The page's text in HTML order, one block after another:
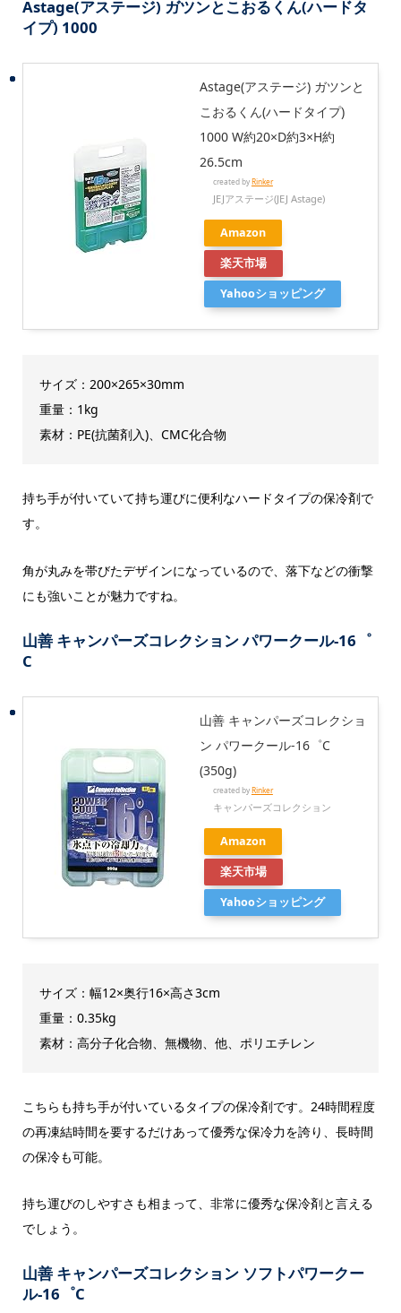
Astage(アステージ) ガツンとこおるくん(ハードタ
イプ) 1000
Astage(アステージ) ガツンと
こおるくん(ハードタイプ)
1000 W約20×D約3×H約
26.5cm
created byRinker
JEJアステージ(JEJ Astage)
Amazon
楽天市場
Yahooショッピング
サイズ：200×265×30mm
重量：1kg
素材：PE(抗菌剤入)、CMC化合物
持ち手が付いていて持ち運びに便利なハードタイプの保冷剤で
す。
角が丸みを帯びたデザインになっているので、落下などの衝撃
にも強いことが魅力ですね。
山善 キャンパーズコレクション パワークール-16゜
C
山善 キャンパーズコレクショ
ン パワークール-16゜C
(350g)
created byRinker
キャンパーズコレクション
Amazon
楽天市場
Yahooショッピング
サイズ：幅12×奥行16×高さ3cm
重量：0.35kg
素材：高分子化合物、無機物、他、ポリエチレン
こちらも持ち手が付いているタイプの保冷剤です。24時間程度
の再凍結時間を要するだけあって優秀な保冷力を誇り、長時間
の保冷も可能。
持ち運びのしやすさも相まって、非常に優秀な保冷剤と言える
でしょう。
山善 キャンパーズコレクション ソフトパワークー
ル-16゜C